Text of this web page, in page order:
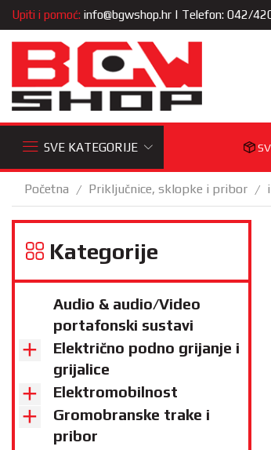
Upiti i pomoć: info@bgwshop.hr | Telefon: 042/
SVE KATEGORIJE
Početna / Priključnice, sklopke i pribor /
Kategorije
Audio & audio/Video
portafonski sustavi
Električno podno grijanje i
grijalice
Elektromobilnost
Gromobranske trake i
pribor